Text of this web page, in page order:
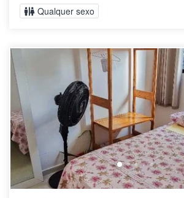
Qualquer sexo